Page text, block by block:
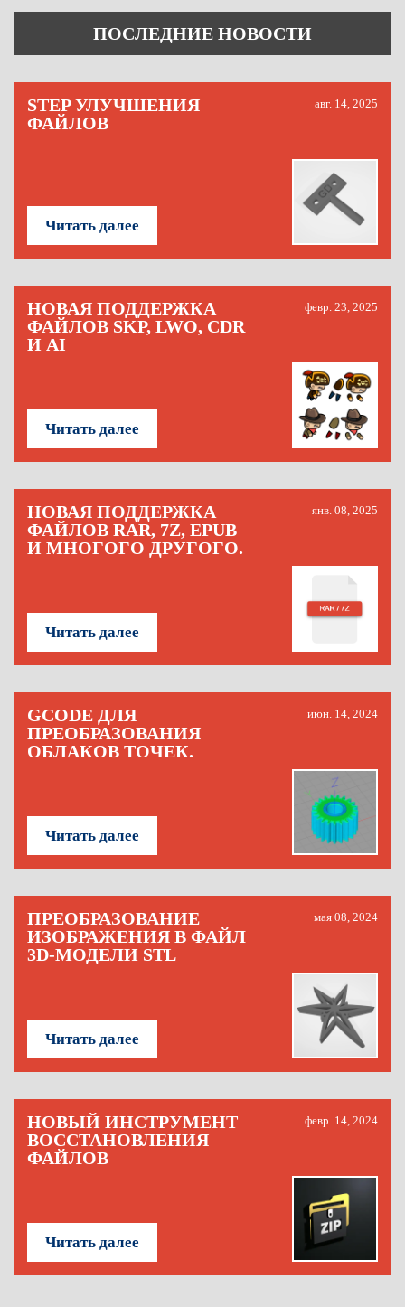
ПОСЛЕДНИЕ НОВОСТИ
STEP УЛУЧШЕНИЯ
ФАЙЛОВ
авг. 14, 2025
Читать далее
НОВАЯ ПОДДЕРЖКА
ФАЙЛОВ SKP, LWO, CDR
И AI
февр. 23, 2025
Читать далее
НОВАЯ ПОДДЕРЖКА
ФАЙЛОВ RAR, 7Z, EPUB
И МНОГОГО ДРУГОГО.
янв. 08, 2025
Читать далее
GCODE ДЛЯ
ПРЕОБРАЗОВАНИЯ
ОБЛАКОВ ТОЧЕК.
июн. 14, 2024
Читать далее
ПРЕОБРАЗОВАНИЕ
ИЗОБРАЖЕНИЯ В ФАЙЛ
3D-МОДЕЛИ STL
мая 08, 2024
Читать далее
НОВЫЙ ИНСТРУМЕНТ
ВОССТАНОВЛЕНИЯ
ФАЙЛОВ
февр. 14, 2024
Читать далее